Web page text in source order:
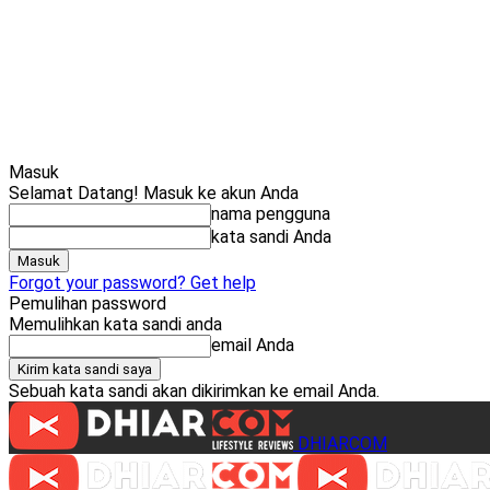
Masuk
Selamat Datang! Masuk ke akun Anda
nama pengguna
kata sandi Anda
Forgot your password? Get help
Pemulihan password
Memulihkan kata sandi anda
email Anda
Sebuah kata sandi akan dikirimkan ke email Anda.
DHIARCOM